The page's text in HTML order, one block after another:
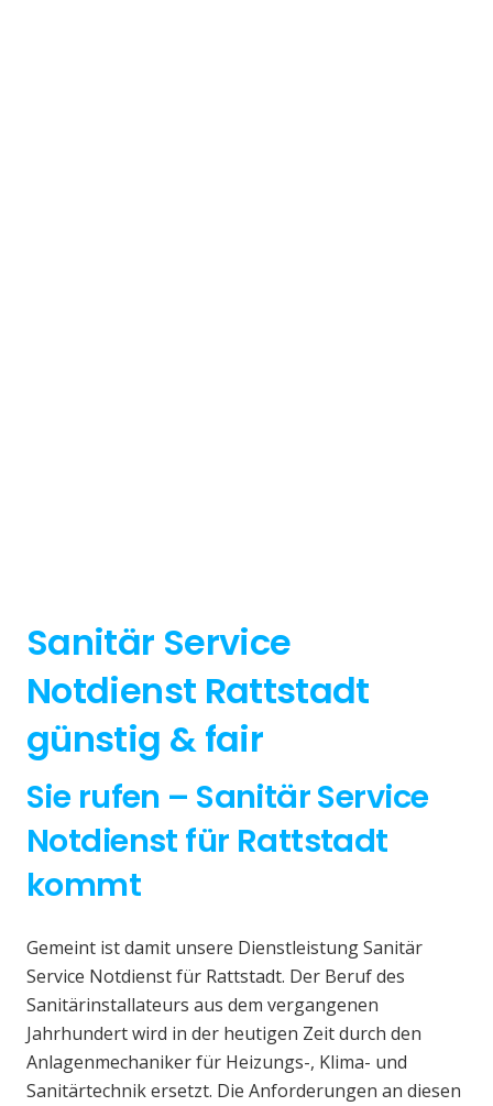
Sanitär Service
Notdienst Rattstadt
günstig & fair
Sie rufen – Sanitär Service
Notdienst für Rattstadt
kommt
Gemeint ist damit unsere Dienstleistung Sanitär
Service Notdienst für Rattstadt. Der Beruf des
Sanitärinstallateurs aus dem vergangenen
Jahrhundert wird in der heutigen Zeit durch den
Anlagenmechaniker für Heizungs-, Klima- und
Sanitärtechnik ersetzt. Die Anforderungen an diesen